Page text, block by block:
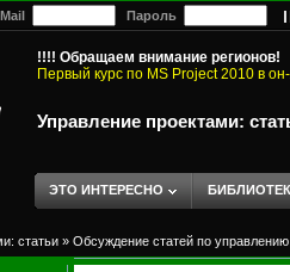
Пароль
!!!! Обращаем внимание регионов!
Первый курс по MS Project 2010 в
Управление проектами:
ЭТО ИНТЕРЕСНО
статьи » Обсуждение статей по